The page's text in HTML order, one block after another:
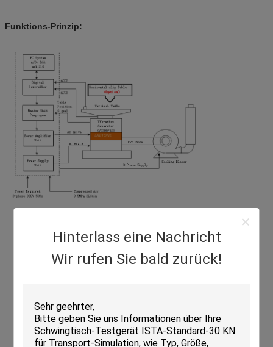
Hinterlass eine Nachricht
Wir rufen Sie bald zurück!
Funktions-Prinzip: